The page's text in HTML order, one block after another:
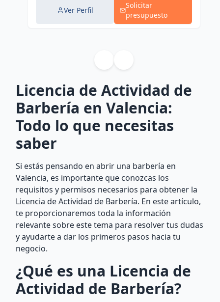
Ver Perfil
Solicitar
presupuesto
Licencia de Actividad de
Barbería en Valencia:
Todo lo que necesitas
saber
Si estás pensando en abrir una barbería en
Valencia, es importante que conozcas los
requisitos y permisos necesarios para obtener la
Licencia de Actividad de Barbería. En este artículo,
te proporcionaremos toda la información
relevante sobre este tema para resolver tus dudas
y ayudarte a dar los primeros pasos hacia tu
negocio.
¿Qué es una Licencia de
Actividad de Barbería?